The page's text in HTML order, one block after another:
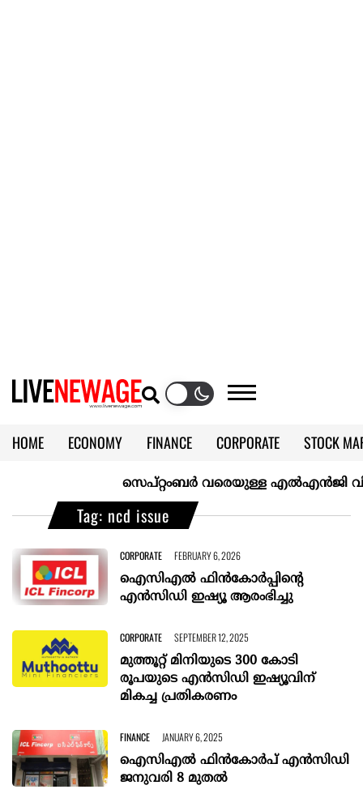
HOME ECONOMY FINANCE CORPORATE
STOCK
KERALA @70
സെപ്റ്റംബർ വരെയുള്ള എൽഎൻജി
Tag: ncd issue
CORPORATE FEBRUARY 6, 2026
ഐസിഎല്‍ ഫിന്‍കോര്‍പ്പിന്‍റെ
എന്‍സിഡി ഇഷ്യൂ ആരംഭിച്ചു
CORPORATE SEPTEMBER 12, 2025
മുത്തൂറ്റ് മിനിയുടെ 300 കോടി
രൂപയുടെ എന്‍സിഡി ഇഷ്യൂവിന്
മികച്ച പ്രതികരണം
FINANCE JANUARY 6, 2025
ഐസിഎൽ ഫിൻകോർപ് എൻസിഡി
ജനുവരി 8 മുതൽ